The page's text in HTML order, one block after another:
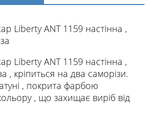
Liberty ANT 1159 настінна ,
Liberty ANT 1159 настінна ,
, кріпиться на два саморізи.
, покрита фарбою
, що захищає виріб від